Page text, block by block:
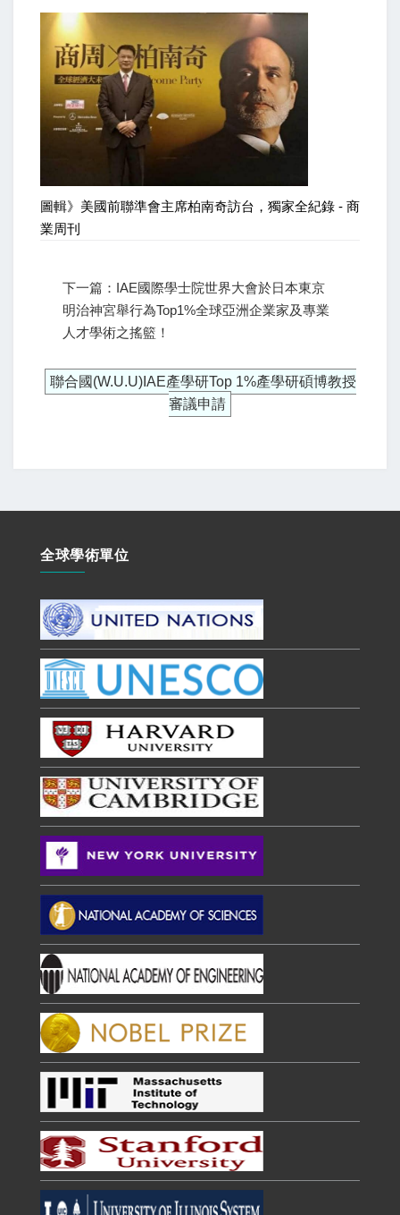
圖輯》美國前聯準會主席柏南奇訪台，獨家全紀錄 - 商
業周刊
下一篇：IAE國際學士院世界大會於日本東京
明治神宮舉行為Top1%全球亞洲企業家及專業
人才學術之搖籃！
聯合國(W.U.U)IAE產學研Top 1%產學研碩博教授
審議申請
全球學術單位